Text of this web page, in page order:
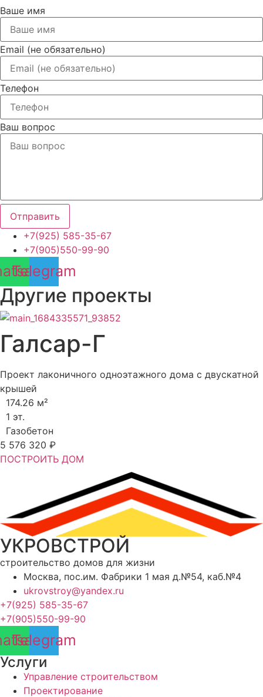
Ваше имя
Email (не обязательно)
Телефон
Ваш вопрос
Отправить
+7(925) 585-35-67
+7(905)550-99-90
Telegram
Другие проекты
Галсар-Г
Проект лаконичного одноэтажного дома с двускатной
крышей
174.26 м²
1 эт.
Газобетон
5 576 320 ₽
ПОСТРОИТЬ ДОМ
УКРОВСТРОЙ
строительство домов для жизни
Москва, пос.им. Фабрики 1 мая д.№54, каб.№4
ukrovstroy@yandex.ru
+7(925) 585-35-67
+7(905)550-99-90
Telegram
Услуги
Управление строительством
Проектирование